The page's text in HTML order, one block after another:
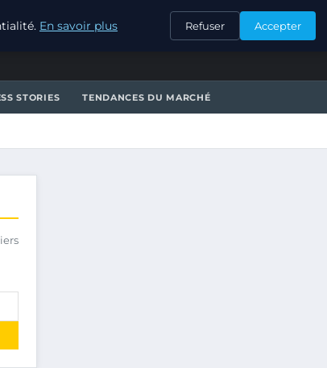
CONTACT
STORIES TENDANCES DU MARCHÉ
En savoir plus Refuser Accepter